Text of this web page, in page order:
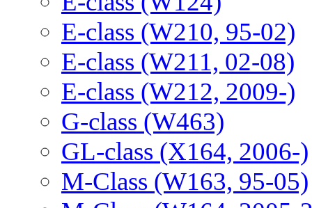
E-class (W210, 95-02)
E-class (W211, 02-08)
E-class (W212, 2009-)
G-class (W463)
GL-class (X164, 2006-)
M-Class (W163, 95-05)